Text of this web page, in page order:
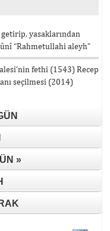
yasaklarından
“Rahmetullahi aleyh”
fethi (1543) Recep
seçilmesi (2014)
»